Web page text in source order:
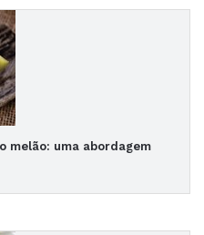
melão: uma abordagem